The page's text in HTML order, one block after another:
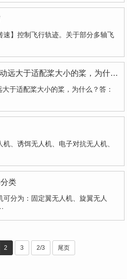
速】控制飞行轨迹。关于部分多轴飞
能否使用高 KV 的电机带动远大于适配桨大小的桨，为什么？
于适配桨大小的桨，为什么？答：
、诱饵无人机、电子对抗无人机、
类
分为：固定翼无人机、旋翼无人
2 3 2/3 尾页